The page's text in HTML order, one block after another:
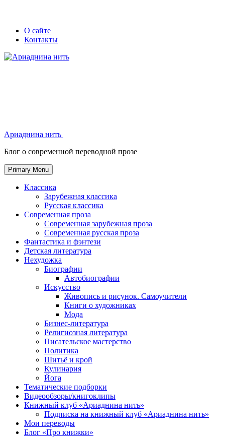
Skip
Secondary
left
navigation
Secondary
right
navigation
О сайте
Контакты
Ариаднина нить
Блог о современной переводной прозе
Primary Menu
Классика
Зарубежная классика
Русская классика
Современная проза
Современная зарубежная проза
Современная русская проза
Фантастика и фэнтези
Детская литература
Нехудожка
Биографии
Автобиографии
Искусство
Живопись и рисунок. Самоучители
Книги о художниках
Мода
Бизнес-литература
Религиозная литература
Писательское мастерство
Политика
Шитьё и крой
Кулинария
Йога
Тематические подборки
Видеообзоры/книгоклипы
Книжный клуб «Ариаднина нить»
Подписка на книжный клуб «Ариаднина нить»
Мои переводы
Блог «Про книжки»